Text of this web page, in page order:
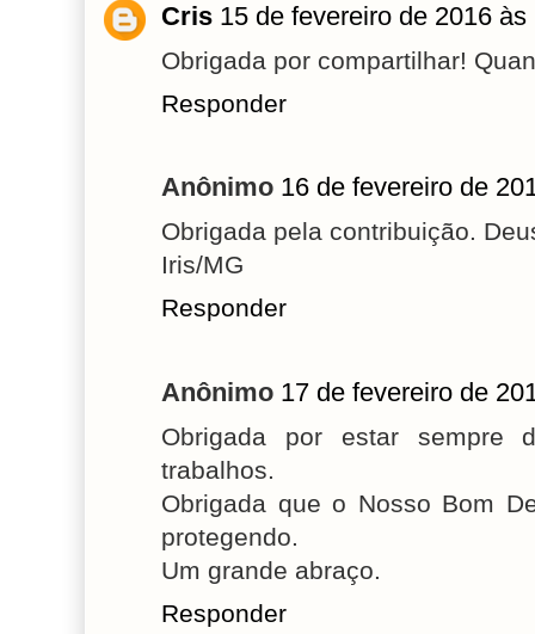
Cris 15 de fevereiro de 2016 às
Obrigada por compartilhar!
Responder
Anônimo 16 de fevereiro de
Obrigada pela contribuição.
Iris/MG
Responder
Anônimo 17 de fevereiro de
Obrigada por estar sempre
trabalhos.
Obrigada que o Nosso Bom
protegendo.
Um grande abraço.
Responder